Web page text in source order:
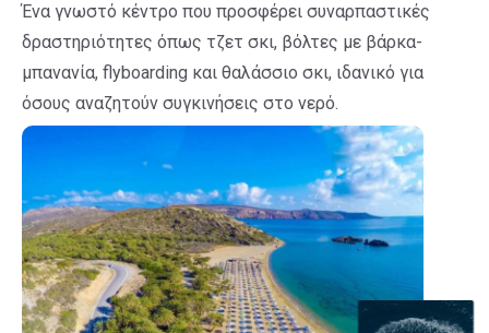
Ένα γνωστό κέντρο που προσφέρει συναρπαστικές
δραστηριότητες όπως τζετ σκι, βόλτες με βάρκα-
μπανανία, flyboarding και θαλάσσιο σκι, ιδανικό για
όσους αναζητούν συγκινήσεις στο νερό.